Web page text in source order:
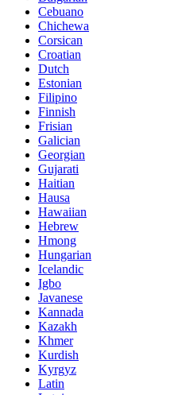
Cebuano
Chichewa
Corsican
Croatian
Dutch
Estonian
Filipino
Finnish
Frisian
Galician
Georgian
Gujarati
Haitian
Hausa
Hawaiian
Hebrew
Hmong
Hungarian
Icelandic
Igbo
Javanese
Kannada
Kazakh
Khmer
Kurdish
Kyrgyz
Latin